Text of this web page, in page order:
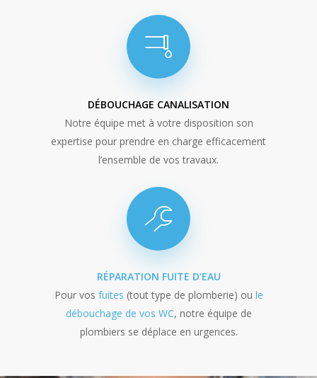
DÉBOUCHAGE CANALISATION
Notre équipe met à votre disposition son
expertise pour prendre en charge efficacement
l’ensemble de vos travaux.
RÉPARATION FUITE D’EAU
Pour vos fuites (tout type de plomberie) ou le
débouchage de vos WC, notre équipe de
plombiers se déplace en urgences.